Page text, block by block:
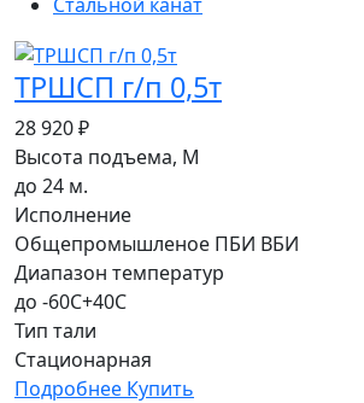
ТРШСП г/п 0,5т
28 920 ₽
Высота подъема, М
до 24 м.
Исполнение
Общепромышленое ПБИ ВБИ
Диапазон температур
до -60С+40С
Тип тали
Стационарная
Подробнее Купить